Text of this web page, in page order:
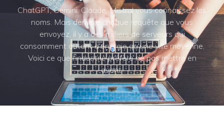
ChatGPT, Gemini, Claude, Mistral vous connaissez les
noms. Mais derrière chaque requête que vous
envoyez, il y a des milliers de serveurs qui
consomment autant d'énergie qu'une ville moyenne.
Voici ce que l'industrie préfère ne pas mettre en
avant.